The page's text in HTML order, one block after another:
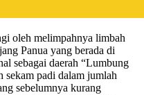
oleh melimpahnya limbah
Panua yang berada di
sebagai daerah “Lumbung
sekam padi dalam jumlah
sebelumnya kurang